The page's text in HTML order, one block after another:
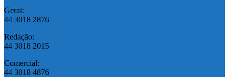
Geral:
44 3018 2876
Redação:
44 3018 2015
Comercial:
44 3018 4876